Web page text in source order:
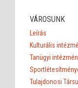
VÁROSUNK
Leírás
Kulturális
Tanügyi
Tulajdonosi